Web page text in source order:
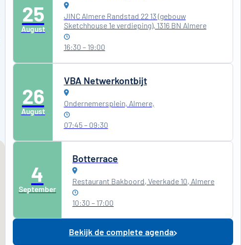
25
August
JINC Almere Randstad 22 13 (gebouw
Sketchhouse 1e verdieping), 1316 BN Almere
16:30 – 19:00
26
August
VBA Netwerkontbijt
Ondernemersplein, Almere,
07:45 – 09:30
4
September
Botterrace
Restaurant Bakboord, Veerkade 10, Almere
10:30 – 17:00
Bekijk de complete agenda